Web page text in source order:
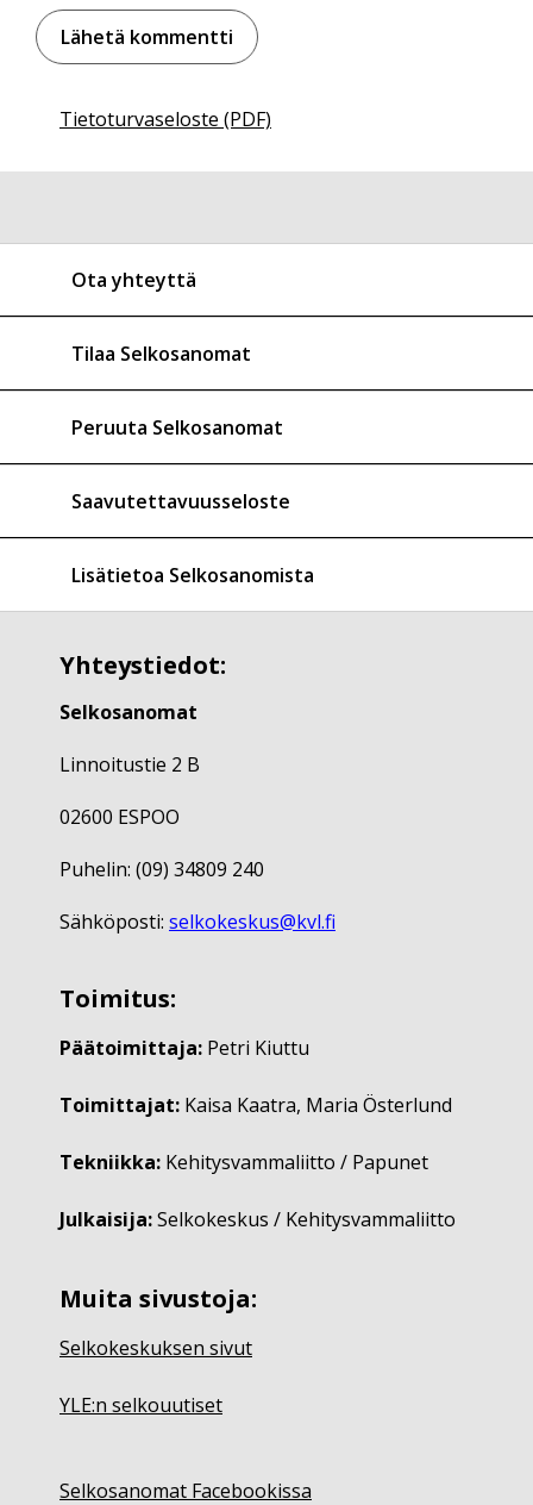
Tietoturvaseloste (PDF)
Ota yhteyttä
Tilaa Selkosanomat
Peruuta Selkosanomat
Saavutettavuusseloste
Lisätietoa Selkosanomista
Yhteystiedot:
Selkosanomat
Linnoitustie 2 B
02600 ESPOO
Puhelin: (09) 34809 240
Sähköposti: selkokeskus@kvl.fi
Toimitus:
Päätoimittaja: Petri Kiuttu
Toimittajat: Kaisa Kaatra, Maria Österlund
Tekniikka: Kehitysvammaliitto / Papunet
Julkaisija:Selkokeskus / Kehitysvammaliitto
Muita sivustoja:
Selkokeskuksen sivut
YLE:n selkouutiset
Selkosanomat Facebookissa